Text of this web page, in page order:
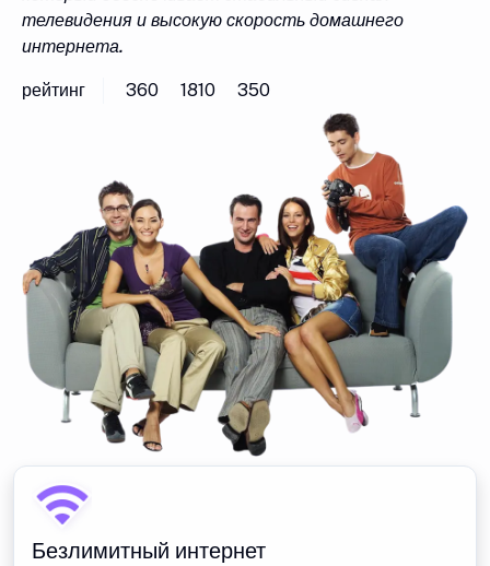
телевидения и высокую скорость домашнего
интернета.
рейтинг 360 1810 350
Безлимитный интернет